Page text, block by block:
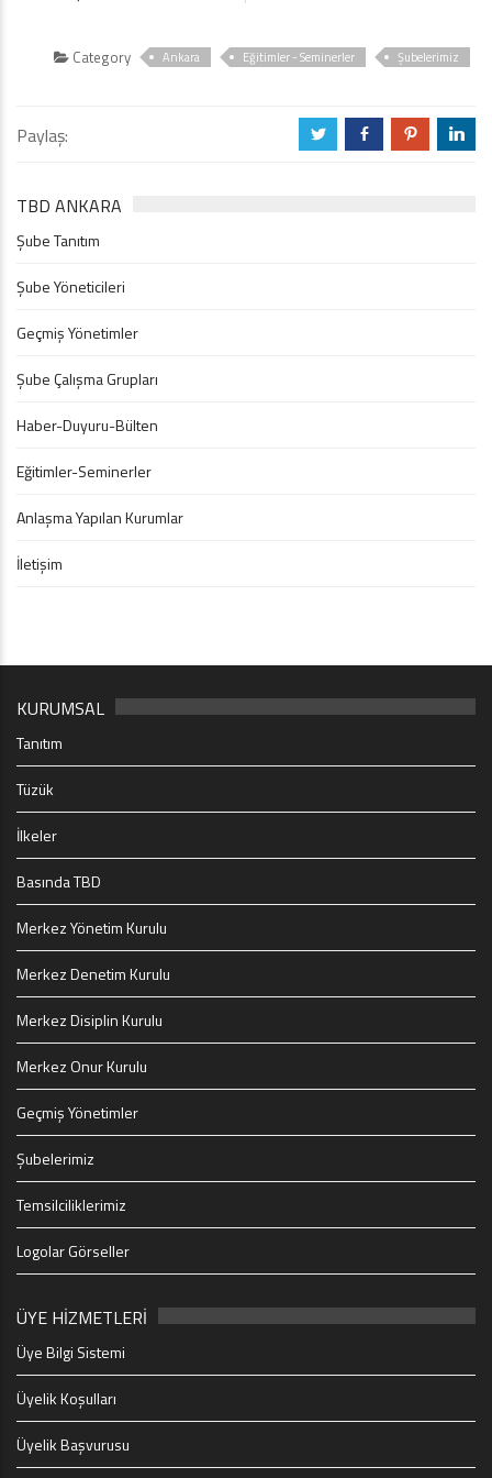
Category Ankara Eğitimler - Seminerler Şubelerimiz
Paylaş: a b d j
TBD ANKARA
Şube Tanıtım
Şube Yöneticileri
Geçmiş Yönetimler
Şube Çalışma Grupları
Haber-Duyuru-Bülten
Eğitimler-Seminerler
Anlaşma Yapılan Kurumlar
İletişim
KURUMSAL
Tanıtım
Tüzük
İlkeler
Basında TBD
Merkez Yönetim Kurulu
Merkez Denetim Kurulu
Merkez Disiplin Kurulu
Merkez Onur Kurulu
Geçmiş Yönetimler
Şubelerimiz
Temsilciliklerimiz
Logolar Görseller
ÜYE HİZMETLERİ
Üye Bilgi Sistemi
Üyelik Koşulları
Üyelik Başvurusu